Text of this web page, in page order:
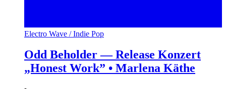
Electro Wave / Indie Pop
Odd Beholder — Release Konzert
„Honest Work” • Marlena Käthe